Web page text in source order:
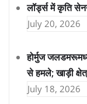
लॉर्ड्स में कृति
July 20, 2026
होर्मुज
से हमले; खाड़ी
July 18, 2026